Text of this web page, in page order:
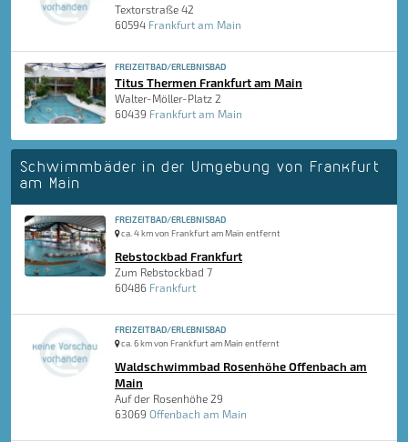
Textorstraße 42
60594 Frankfurt am Main
FREIZEITBAD/ERLEBNISBAD
Titus Thermen Frankfurt am Main
Walter-Möller-Platz 2
60439 Frankfurt am Main
Schwimmbäder in der Umgebung von Frankfurt
am Main
FREIZEITBAD/ERLEBNISBAD
ca. 4 km von Frankfurt am Main entfernt
Rebstockbad Frankfurt
Zum Rebstockbad 7
60486 Frankfurt
FREIZEITBAD/ERLEBNISBAD
ca. 6 km von Frankfurt am Main entfernt
Waldschwimmbad Rosenhöhe Offenbach am
Main
Auf der Rosenhöhe 29
63069 Offenbach am Main